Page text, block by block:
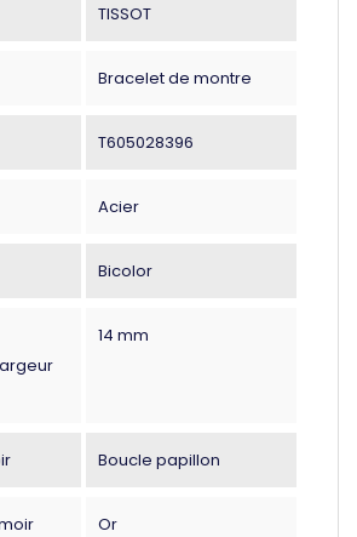
TISSOT
Bracelet de montre
T605028396
Acier
Bicolor
14 mm
Boucle papillon
Or